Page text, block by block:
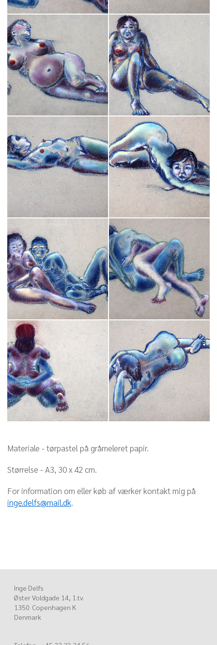
Materiale - tørpastel på gråmeleret papir.
Størrelse - A3, 30 x 42 cm.
For information om eller køb af værker kontakt mig på
inge.delfs@mail.dk.
Inge Delfs
Øster Voldgade 14, 1.tv.
1350 Copenhagen K
Denmark